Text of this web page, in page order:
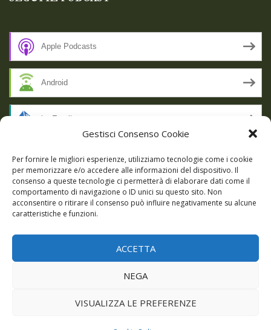
Gestisci Consenso Cookie
Per fornire le migliori esperienze, utilizziamo tecnologie come i cookie
per memorizzare e/o accedere alle informazioni del dispositivo. Il
consenso a queste tecnologie ci permetterà di elaborare dati come il
comportamento di navigazione o ID unici su questo sito. Non
acconsentire o ritirare il consenso può influire negativamente su alcune
caratteristiche e funzioni.
ACCETTA
NEGA
VISUALIZZA LE PREFERENZE
Apple Podcasts
Android
by Email
RSS
SSL SECURE
|Theme:
Giochi DBC Podcast Cookie Policy (UE)